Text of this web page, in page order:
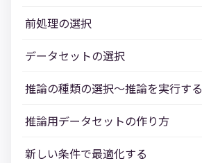
前処理の選択
データセットの選択
推論の種類の選択～推論を実行する
推論用データセットの作り方
新しい条件で最適化する